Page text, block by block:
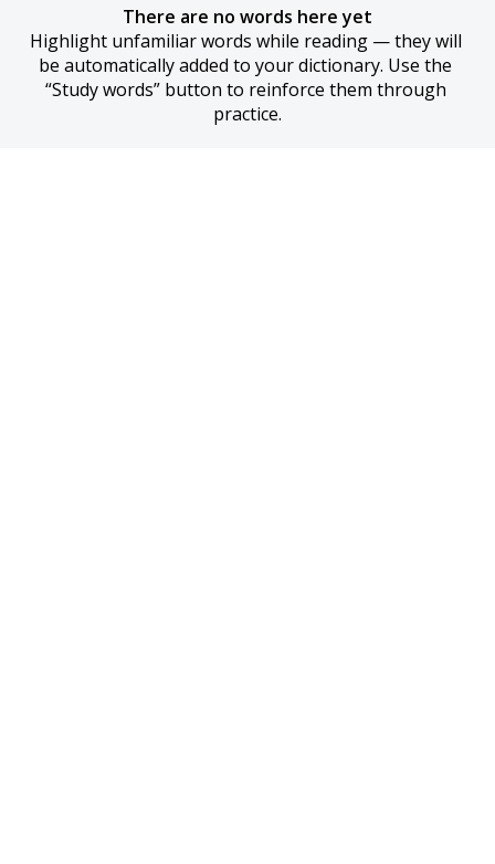
There are no words here yet
Highlight unfamiliar words while reading — they will
be automatically added to your dictionary. Use the
“Study words” button to reinforce them through
practice.